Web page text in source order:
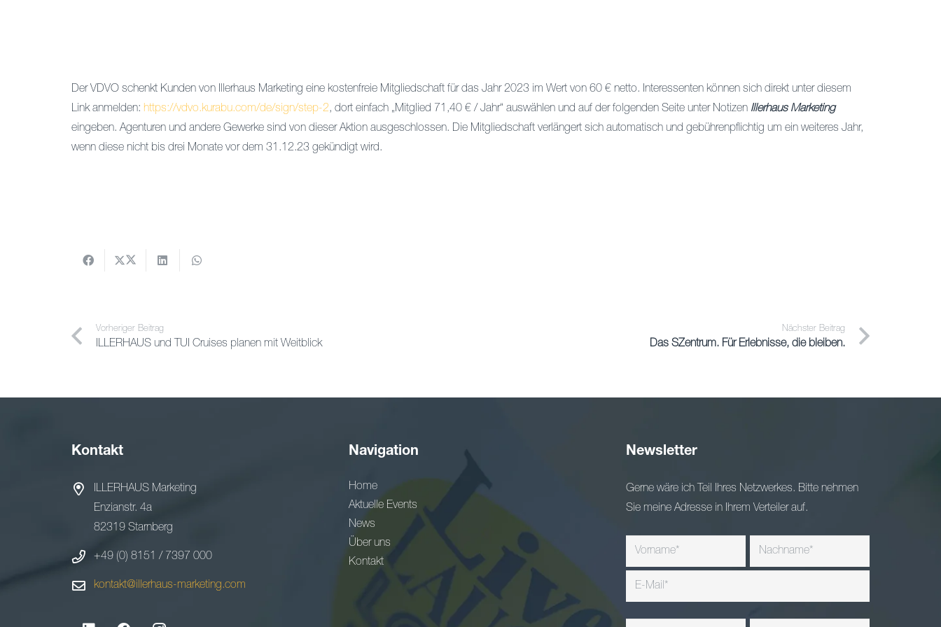
Der VDVO schenkt Kunden von Illerhaus Marketing eine kostenfreie Mitgliedschaft für das Jahr 2023 im Wert von 60 € netto. Interessenten können sich direkt unter diesem
Link anmelden: https://vdvo.kurabu.com/de/sign/step-2, dort einfach „Mitglied 71,40 € / Jahr“ auswählen und auf der folgenden Seite unter Notizen Illerhaus Marketing
eingeben. Agenturen und andere Gewerke sind von dieser Aktion ausgeschlossen. Die Mitgliedschaft verlängert sich automatisch und gebührenpflichtig um ein weiteres Jahr,
wenn diese nicht bis drei Monate vor dem 31.12.23 gekündigt wird.
Vorheriger Beitrag
ILLERHAUS und TUI Cruises planen mit Weitblick
Nächster Beitrag
Das SZentrum. Für Erlebnisse, die bleiben.
Kontakt
ILLERHAUS Marketing
Enzianstr. 4a
82319 Starnberg
+49 (0) 8151 / 7397 000
kontakt@illerhaus-marketing.com
Navigation
Home
Aktuelle Events
News
Über uns
Kontakt
Newsletter
Gerne wäre ich Teil Ihres Netzwerkes. Bitte nehmen
Sie meine Adresse in Ihrem Verteiler auf.